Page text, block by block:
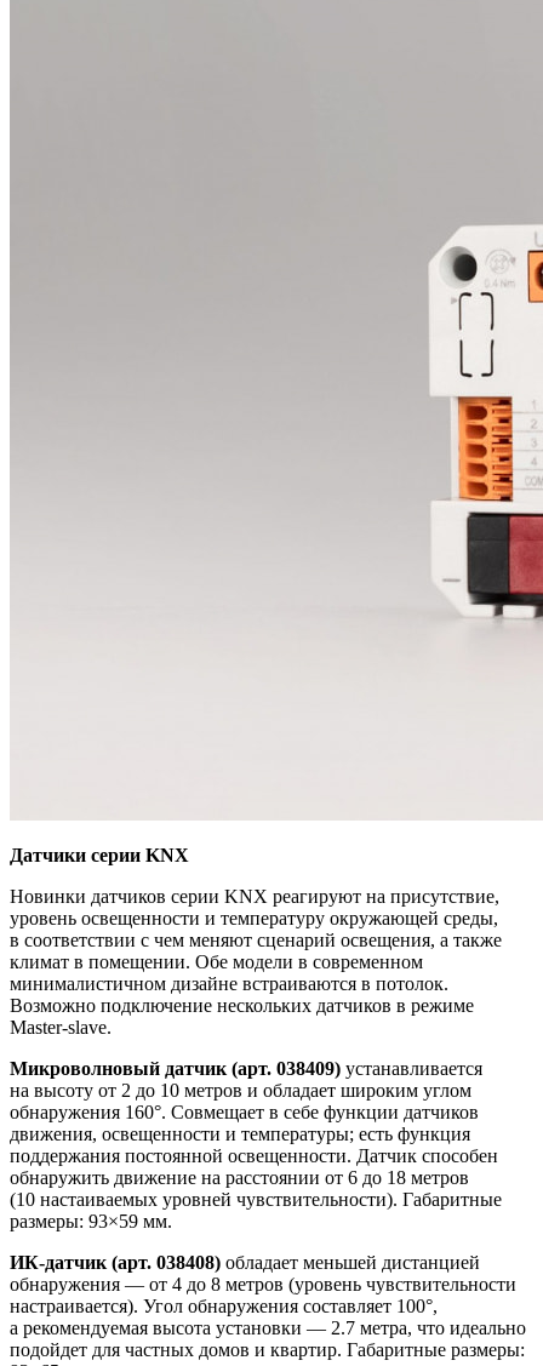
Датчики серии KNX
Новинки датчиков серии KNX реагируют на присутствие,
уровень освещенности и температуру окружающей среды,
в соответствии с чем меняют сценарий освещения, а также
климат в помещении. Обе модели в современном
минималистичном дизайне встраиваются в потолок.
Возможно подключение нескольких датчиков в режиме
Master-slave.
Микроволновый датчик (арт. 038409) устанавливается
на высоту от 2 до 10 метров и обладает широким углом
обнаружения 160°. Совмещает в себе функции датчиков
движения, освещенности и температуры; есть функция
поддержания постоянной освещенности. Датчик способен
обнаружить движение на расстоянии от 6 до 18 метров
(10 настаиваемых уровней чувствительности). Габаритные
размеры: 93×59 мм.
ИК-датчик (арт. 038408) обладает меньшей дистанцией
обнаружения — от 4 до 8 метров (уровень чувствительности
настраивается). Угол обнаружения составляет 100°,
а рекомендуемая высота установки — 2.7 метра, что идеально
подойдет для частных домов и квартир. Габаритные размеры: